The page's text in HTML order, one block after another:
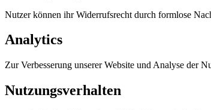
Nutzer können ihr Widerrufsrecht durch formlose
Analytics
Zur Verbesserung unserer Website und Analyse der
Nutzungsverhalten